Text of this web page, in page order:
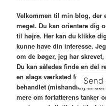
Velkommen til min blog, der
meget. Du kan orientere dig
til højre. Her kan du klikke
kunne have din interesse.
om de bøger, jeg har
Du kan således finde en del
en slags værksted for mig.
behandlet (mishandlet) til
mere om forfatterens tanker
Send